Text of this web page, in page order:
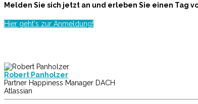
Melden Sie sich jetzt an und erleben Sie einen Tag
Hier geht's zur Anmeldung!
Robert Panholzer
Partner Happiness Manager DACH
Atlassian